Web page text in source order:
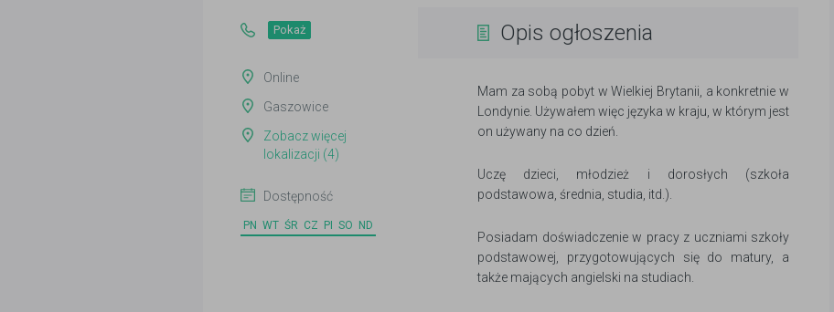
Pokaż
Online
Gaszowice
Zobacz więcej
lokalizacji (4)
Dostępność
PN WT ŚR CZ PI SO ND
Opis ogłoszenia
Mam za sobą pobyt w Wielkiej Brytanii, a konkretnie w
Londynie. Używałem więc języka w kraju, w którym jest
on używany na co dzień.
Uczę dzieci, młodzież i dorosłych (szkoła
podstawowa, średnia, studia, itd.).
Posiadam doświadczenie w pracy z uczniami szkoły
podstawowej, przygotowujących się do matury, a
także mających angielski na studiach.